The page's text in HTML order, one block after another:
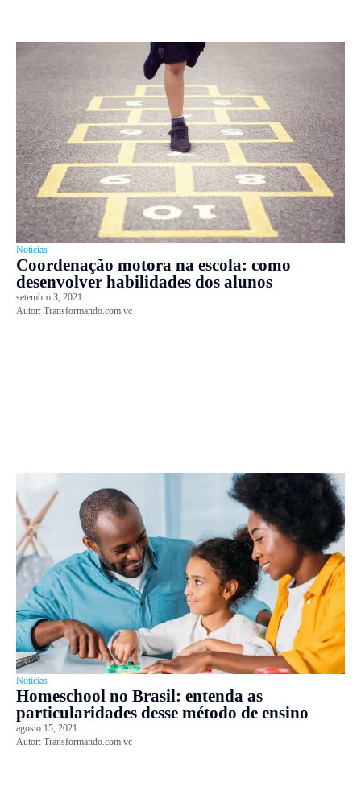
Notícias
Coordenação motora na escola: como
desenvolver habilidades dos alunos
setembro 3, 2021
Autor: Transformando.com.vc
Notícias
Homeschool no Brasil: entenda as
particularidades desse método de ensino
agosto 15, 2021
Autor: Transformando.com.vc